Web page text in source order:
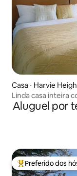
Casa ⋅ Harvie
Linda casa inteira
Aluguel por
Entre os melhores
Preferido dos